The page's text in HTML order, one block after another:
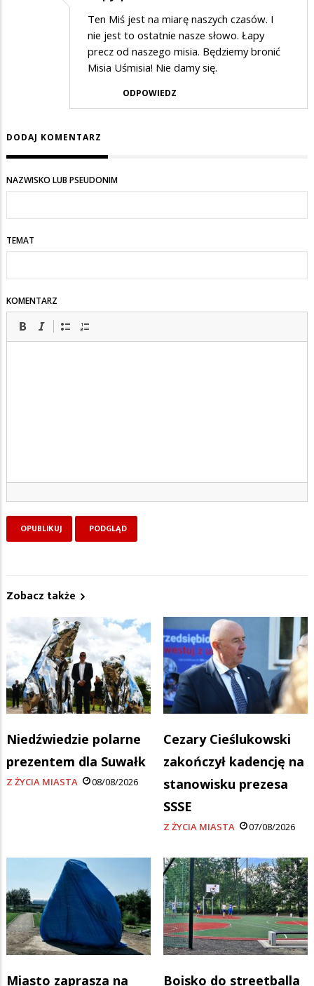
Ten Miś jest na miarę naszych czasów. I
nie jest to ostatnie nasze słowo. Łapy
precz od naszego misia. Będziemy bronić
Misia Uśmisia! Nie damy się.
ODPOWIEDZ
DODAJ KOMENTARZ
NAZWISKO LUB PSEUDONIM
TEMAT
KOMENTARZ
Zobacz także
Niedźwiedzie polarne
prezentem dla Suwałk
Z ŻYCIA MIASTA 08/08/2026
Cezary Cieślukowski
zakończył kadencję na
stanowisku prezesa
SSSE
Z ŻYCIA MIASTA 07/08/2026
Miasto zaprasza na
Boisko do streetballa